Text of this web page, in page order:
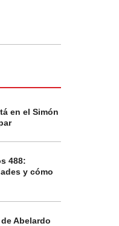
en el Simón
488:
y cómo
Abelardo